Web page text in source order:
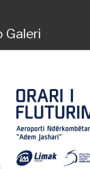
Galeri